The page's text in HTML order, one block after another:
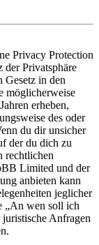
Privacy Protection
der Privatsphäre
in den
möglicherweise
erheben,
des oder
du dir unsicher
der du dich zu
rechtlichen
Limited und der
anbieten kann
jeglicher
„An wen soll ich
Anfragen